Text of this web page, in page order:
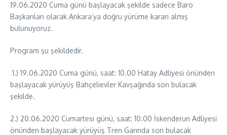
19.06.2020 Cuma günü başlayacak şekilde sadece Baro
Başkanları olarak Ankara’ya doğru yürüme kararı almış
bulunuyoruz.
Program şu şekildedir.
1.) 19.06.2020 Cuma günü, saat: 10.00 Hatay Adliyesi önünden
başlayacak yürüyüş Bahçelievler Kavşağında son bulacak
şekilde.
2.) 20.06.2020 Cumartesi günü, saat: 10.00 İskenderun Adliyesi
önünden başlayacak yürüyüş Tren Garında son bulacak